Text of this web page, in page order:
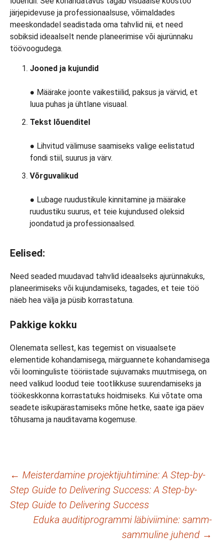
Jooned ja kujundid
● Määrake joonte vaikestiilid, paksus ja värvid, et
luua puhas ja ühtlane visuaal.
Tekst lõuenditel
● Lihvitud välimuse saamiseks valige eelistatud
fondi stiil, suurus ja värv.
Võrguvalikud
● Lubage ruudustikule kinnitamine ja määrake
ruudustiku suurus, et teie kujundused oleksid
joondatud ja professionaalsed.
Eelised:
Need seaded muudavad tahvlid ideaalseks ajurünnakuks,
planeerimiseks või kujundamiseks, tagades, et teie töö
näeb hea välja ja püsib korrastatuna.
Pakkige kokku
Olenemata sellest, kas tegemist on visuaalsete
elementide kohandamisega, märguannete kohandamisega
või loominguliste tööriistade sujuvamaks muutmisega, on
need valikud loodud teie tootlikkuse suurendamiseks ja
töökeskkonna korrastatuks hoidmiseks. Kui võtate oma
seadete isikupärastamiseks mõne hetke, saate iga päev
tõhusama ja nauditavama kogemuse.
Postituste
töölaud
← Meisterdamine projektijuhtimine: A Step-by-
Step Guide to Delivering Success: A Step-by-
Step Guide to Delivering Success
Eduka auditiprogrammi läbiviimine: samm-
sammuline juhend →